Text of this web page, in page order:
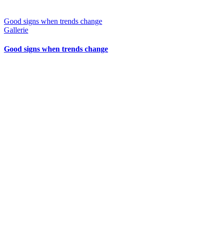
Good signs when trends change
Gallerie
Good signs when trends change